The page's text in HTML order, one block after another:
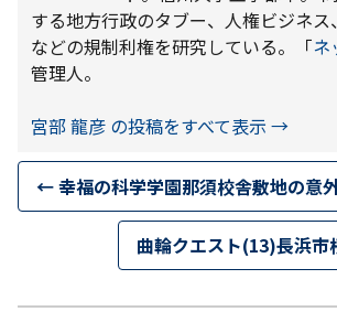
する地方行政のタブー、人権ビジネ
などの規制利権を研究している。「ネ
管理人。
宮部 龍彦 の投稿をすべて表示 →
←幸福の科学学園那須校舎敷地の意
曲輪クエスト(13)長浜市